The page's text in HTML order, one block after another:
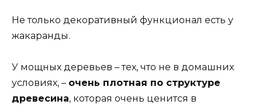
Не только декоративный функционал есть у
жакаранды.
У мощных деревьев – тех, что не в домашних
условиях, – очень плотная по структуре
древесина, которая очень ценится в